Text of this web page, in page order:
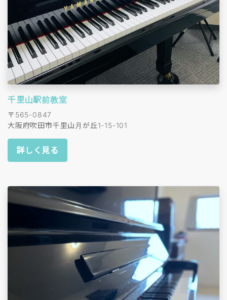
千里山駅前教室
〒565-0847
大阪府吹田市千里山月が丘1-15-101
詳しく見る